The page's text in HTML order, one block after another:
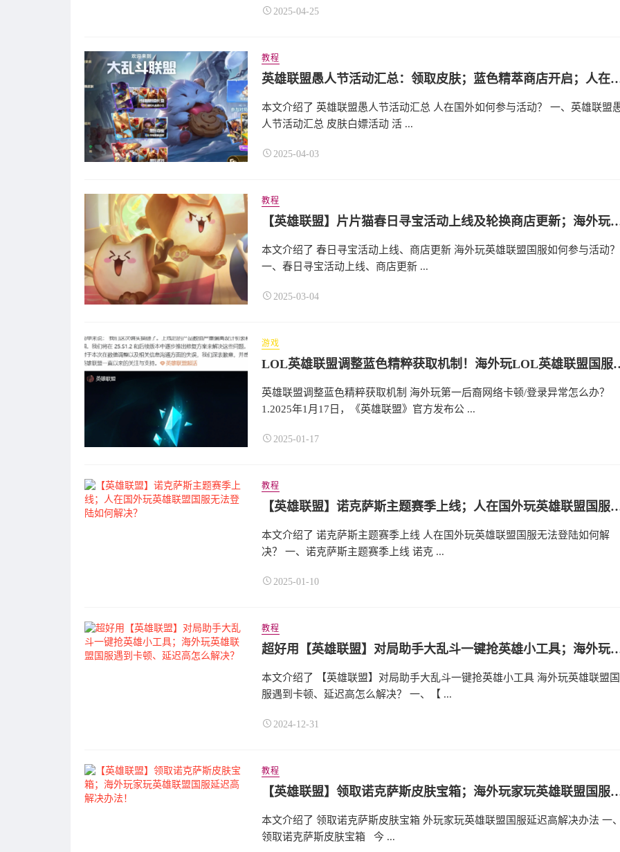
2025-04-25
教程
英雄联盟愚人节活动汇总：领取皮肤；蓝色精萃商店
本文介绍了 英雄联盟愚人节活动汇总 人在国外如何参与活动？ 一、英雄联盟
人节活动汇总 皮肤白嫖活动 活 ...
2025-04-03
教程
【英雄联盟】片片猫春日寻宝活动上线及轮换商店更新；海
本文介绍了 春日寻宝活动上线、商店更新 海外玩英雄联盟国服如何参与活动？
一、春日寻宝活动上线、商店更新 ...
2025-03-04
游戏
LOL英雄联盟调整蓝色精粹获取机制！海
英雄联盟调整蓝色精粹获取机制 海外玩第一后裔网络卡顿/登录异常怎么办？
1.2025年1月17日，《英雄联盟》官方发布公 ...
2025-01-17
教程
【英雄联盟】诺克萨斯主题赛季上线；人在国外玩英
本文介绍了 诺克萨斯主题赛季上线 人在国外玩英雄联盟国服无法登陆如何解
决？ 一、诺克萨斯主题赛季上线 诺克 ...
2025-01-10
教程
超好用【英雄联盟】对局助手大乱斗一键抢英雄小工具；海外玩英雄
本文介绍了 【英雄联盟】对局助手大乱斗一键抢英雄小工具 海外玩英雄联盟国
服遇到卡顿、延迟高怎么解决？ 一、【 ...
2024-12-31
教程
【英雄联盟】领取诺克萨斯皮肤宝箱；海外玩家玩英
本文介绍了 领取诺克萨斯皮肤宝箱 外玩家玩英雄联盟国服延迟高解决办法 一、
领取诺克萨斯皮肤宝箱 今 ...